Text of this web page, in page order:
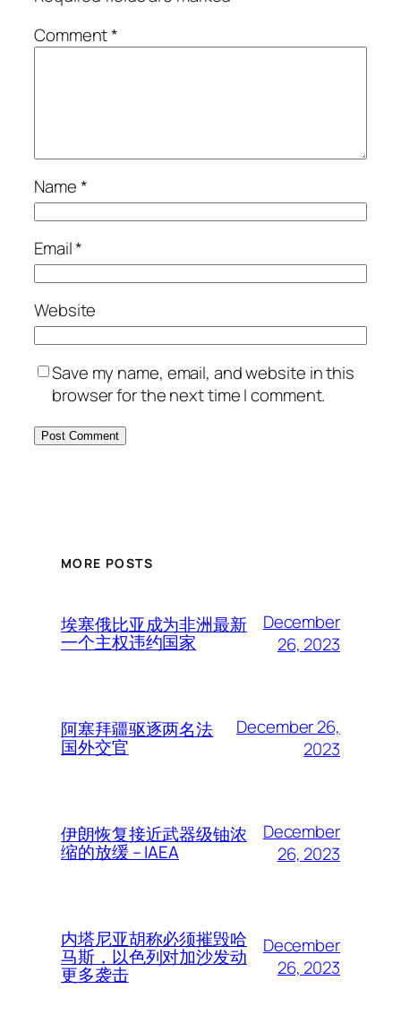
Comment*
Name*
Email*
Website
Save my name, email, and website in this
browser for the next time I comment.
MORE POSTS
埃塞俄比亚成为非洲最新
一个主权违约国家
December
26, 2023
阿塞拜疆驱逐两名法
国外交官
December 26,
2023
伊朗恢复接近武器级铀浓
缩的放缓 – IAEA
December
26, 2023
内塔尼亚胡称必须摧毁哈
马斯，以色列对加沙发动
更多袭击
December
26, 2023